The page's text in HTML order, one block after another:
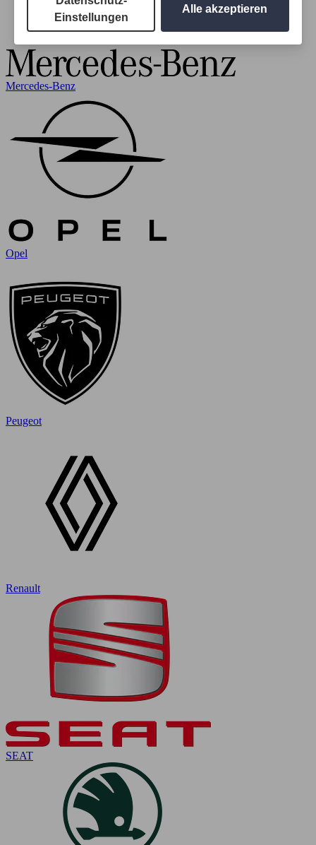
Mercedes-Benz
Opel
Peugeot
Renault
SEAT
Einstellungen
Alle akzeptieren